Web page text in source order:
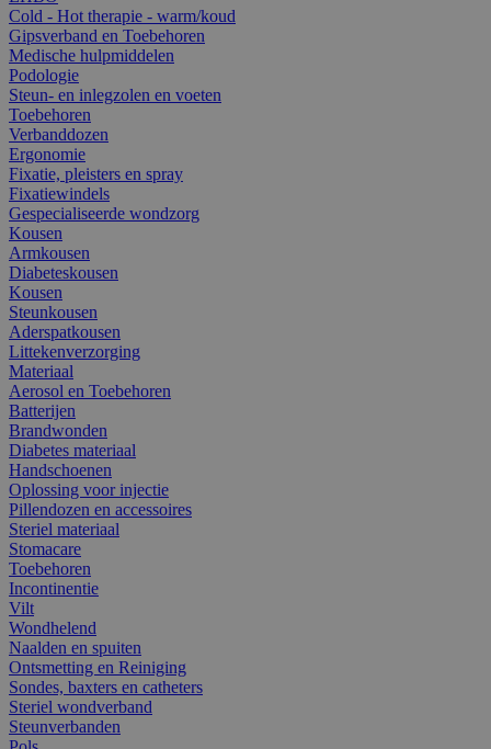
Cold - Hot therapie - warm/koud
Gipsverband en Toebehoren
Medische hulpmiddelen
Podologie
Steun- en inlegzolen en voeten
Toebehoren
Verbanddozen
Ergonomie
Fixatie, pleisters en spray
Fixatiewindels
Gespecialiseerde wondzorg
Kousen
Armkousen
Diabeteskousen
Kousen
Steunkousen
Aderspatkousen
Littekenverzorging
Materiaal
Aerosol en Toebehoren
Batterijen
Brandwonden
Diabetes materiaal
Handschoenen
Oplossing voor injectie
Pillendozen en accessoires
Steriel materiaal
Stomacare
Toebehoren
Incontinentie
Vilt
Wondhelend
Naalden en spuiten
Ontsmetting en Reiniging
Sondes, baxters en catheters
Steriel wondverband
Steunverbanden